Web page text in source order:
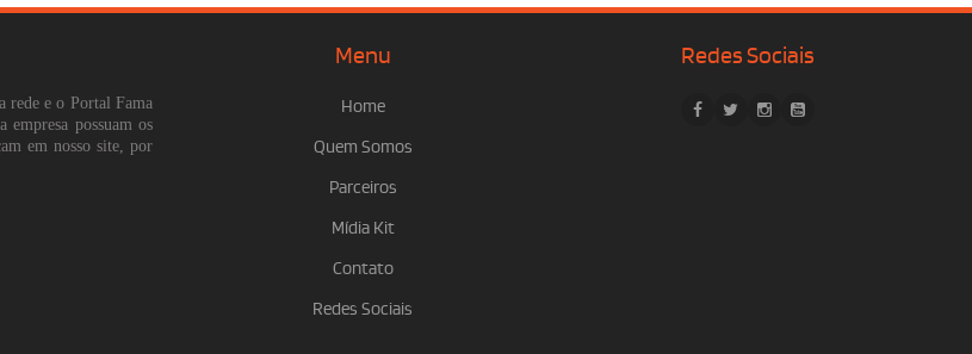
rede e o Portal Fama
possuam os
em nosso site, por
Menu
Home
Quem Somos
Parceiros
Mídia Kit
Contato
Redes Sociais
Redes Sociais